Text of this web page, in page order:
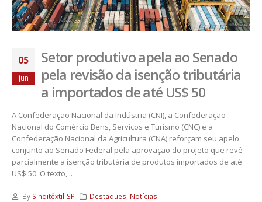
05
jun
Setor produtivo apela ao Senado
pela revisão da isenção tributária
a importados de até US$ 50
A Confederação Nacional da Indústria (CNI), a Confederação
Nacional do Comércio Bens, Serviços e Turismo (CNC) e a
Confederação Nacional da Agricultura (CNA) reforçam seu apelo
conjunto ao Senado Federal pela aprovação do projeto que revê
parcialmente a isenção tributária de produtos importados de até
US$ 50. O texto,...
By Sinditêxtil-SP Destaques Notícias